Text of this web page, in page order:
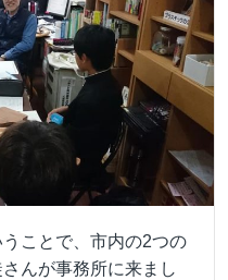
うことで、市内の2つの
んが事務所に来まし